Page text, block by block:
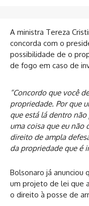
A ministra Tereza
concorda com o
possibilidade de o
de fogo em caso de
“Concordo que você
propriedade. Por que
que está lá dentro não
uma coisa que eu não
direito de ampla
da propriedade que é
Bolsonaro já anunciou
um projeto de lei que
o direito à posse de